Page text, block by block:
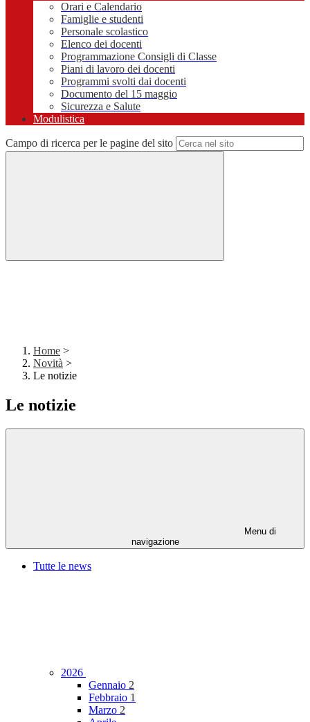
Orari e Calendario
Famiglie e studenti
Personale scolastico
Elenco dei docenti
Programmazione Consigli di Classe
Piani di lavoro dei docenti
Programmi svolti dai docenti
Documento del 15 maggio
Sicurezza e Salute
Modulistica
Campo di ricerca per le pagine del sito
Home >
Novità >
Le notizie
Le notizie
Menu di
navigazione
Tutte le news
2026
Gennaio 2
Febbraio 1
Marzo 2